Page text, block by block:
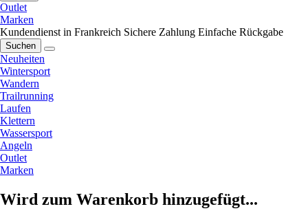
Outlet
Marken
Kundendienst in Frankreich Sichere Zahlung Einfache Rückgabe
Suchen
Neuheiten
Wintersport
Wandern
Trailrunning
Laufen
Klettern
Wassersport
Angeln
Outlet
Marken
Wird zum Warenkorb hinzugefügt...